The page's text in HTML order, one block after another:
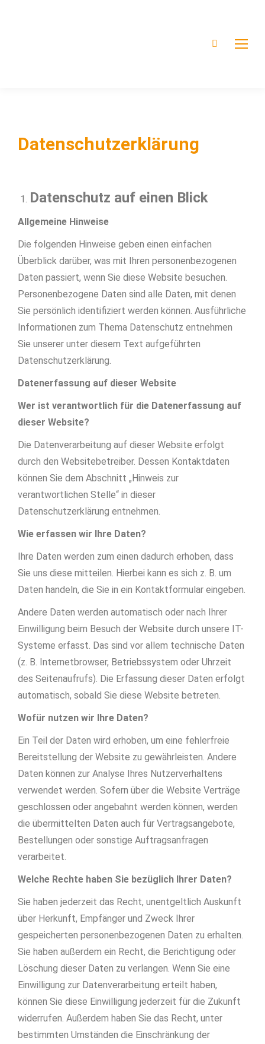
Datenschutzerklärung
Datenschutz auf einen Blick
Allgemeine Hinweise
Die folgenden Hinweise geben einen einfachen
Überblick darüber, was mit Ihren personenbezogenen
Daten passiert, wenn Sie diese Website besuchen.
Personenbezogene Daten sind alle Daten, mit denen
Sie persönlich identifiziert werden können. Ausführliche
Informationen zum Thema Datenschutz entnehmen
Sie unserer unter diesem Text aufgeführten
Datenschutzerklärung.
Datenerfassung auf dieser Website
Wer ist verantwortlich für die Datenerfassung auf
dieser Website?
Die Datenverarbeitung auf dieser Website erfolgt
durch den Websitebetreiber. Dessen Kontaktdaten
können Sie dem Abschnitt „Hinweis zur
verantwortlichen Stelle“ in dieser
Datenschutzerklärung entnehmen.
Wie erfassen wir Ihre Daten?
Ihre Daten werden zum einen dadurch erhoben, dass
Sie uns diese mitteilen. Hierbei kann es sich z. B. um
Daten handeln, die Sie in ein Kontaktformular eingeben.
Andere Daten werden automatisch oder nach Ihrer
Einwilligung beim Besuch der Website durch unsere IT-
Systeme erfasst. Das sind vor allem technische Daten
(z. B. Internetbrowser, Betriebssystem oder Uhrzeit
des Seitenaufrufs). Die Erfassung dieser Daten erfolgt
automatisch, sobald Sie diese Website betreten.
Wofür nutzen wir Ihre Daten?
Ein Teil der Daten wird erhoben, um eine fehlerfreie
Bereitstellung der Website zu gewährleisten. Andere
Daten können zur Analyse Ihres Nutzerverhaltens
verwendet werden. Sofern über die Website Verträge
geschlossen oder angebahnt werden können, werden
die übermittelten Daten auch für Vertragsangebote,
Bestellungen oder sonstige Auftragsanfragen
verarbeitet.
Welche Rechte haben Sie bezüglich Ihrer Daten?
Sie haben jederzeit das Recht, unentgeltlich Auskunft
über Herkunft, Empfänger und Zweck Ihrer
gespeicherten personenbezogenen Daten zu erhalten.
Sie haben außerdem ein Recht, die Berichtigung oder
Löschung dieser Daten zu verlangen. Wenn Sie eine
Einwilligung zur Datenverarbeitung erteilt haben,
können Sie diese Einwilligung jederzeit für die Zukunft
widerrufen. Außerdem haben Sie das Recht, unter
bestimmten Umständen die Einschränkung der